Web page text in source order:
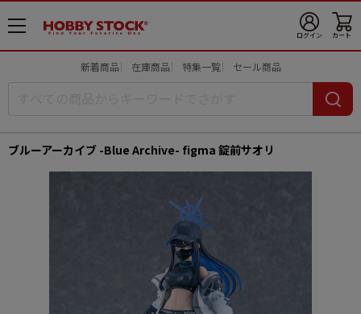
メ
ニ
ログイン カート
新着商品 在庫商品 特集一覧 セール商品
ブルーアーカイブ -Blue Archive- figma 錠前サオリ